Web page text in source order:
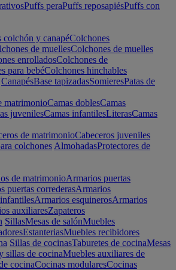
Puffs peraPuffs reposapiésPuffs con
colchón y canapéColchones
de muellesColchones de muelles
enrolladosColchones de
para bebéColchones hinchables
CanapésBase tapizadasSomieresPatas de
matrimonioCamas doblesCamas
juvenilesCamas infantilesLiterasCamas
de matrimonioCabeceros juveniles
colchones AlmohadasProtectores de
de matrimonioArmarios puertas
puertas correderasArmarios
Armarios esquinerosArmarios
auxiliaresZapateros
SillasMesas de salónMuebles
EstanteriasMuebles recibidores
Sillas de cocinasTaburetes de cocinaMesas
sillas de cocinaMuebles auxiliares de
cocinaCocinas modularesCocinas